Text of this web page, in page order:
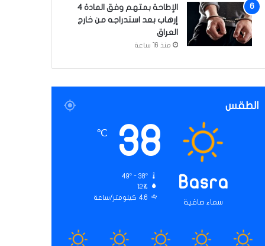
الإطاحة بمتهم وفق المادة 4
إرهاب بعد استدراجه من خارج
العراق
منذ 16 ساعة
الطقس
Basra
سماء صافية
38
℃
49º - 38º
12%
4.6 كيلومتر/ساعة